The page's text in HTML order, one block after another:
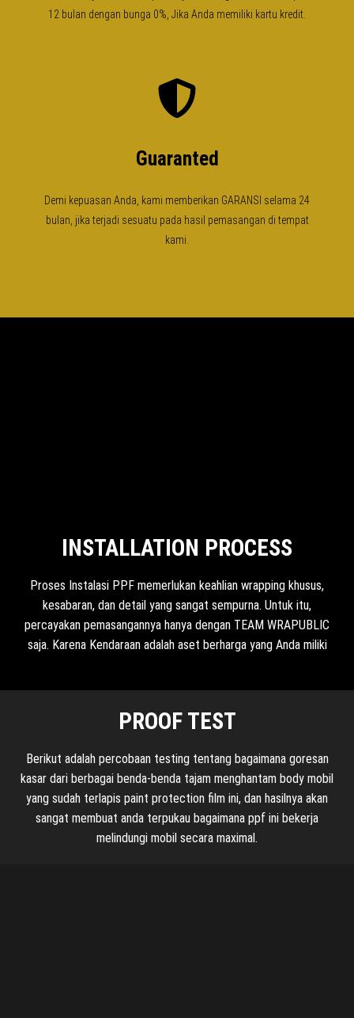
12 bulan dengan bunga 0%, Jika Anda memiliki kartu kredit.
Guaranted
Demi kepuasan Anda, kami memberikan GARANSI selama 24
bulan, jika terjadi sesuatu pada hasil pemasangan di tempat
kami.
INSTALLATION PROCESS
Proses Instalasi PPF memerlukan keahlian wrapping khusus,
kesabaran, dan detail yang sangat sempurna. Untuk itu,
percayakan pemasangannya hanya dengan TEAM WRAPUBLIC
saja. Karena Kendaraan adalah aset berharga yang Anda miliki
PROOF TEST
Berikut adalah percobaan testing tentang bagaimana goresan
kasar dari berbagai benda-benda tajam menghantam body mobil
yang sudah terlapis paint protection film ini, dan hasilnya akan
sangat membuat anda terpukau bagaimana ppf ini bekerja
melindungi mobil secara maximal.